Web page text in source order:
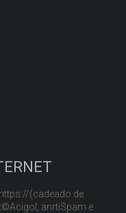
(cadeado de
anrtiSpam e